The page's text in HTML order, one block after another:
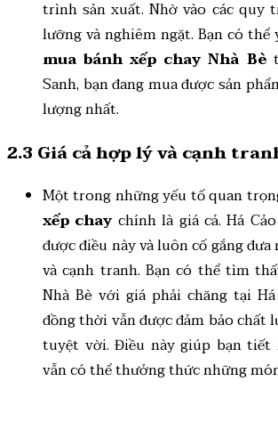
trình sản xuất. Nhờ vào các
lưỡng và nghiêm ngặt. Bạn có
mua bánh xếp chay Nhà Bè
Sanh, bạn đang mua được sản
lượng nhất.
2.3 Giá cả hợp lý và cạnh
Một trong những yếu tố quan
xếp chaychính là giá cả. Há
được điều này và luôn cố gắng
và cạnh tranh. Bạn có thể tìm
Nhà Bè với giá phải chăng tại
đồng thời vẫn được đảm bảo chất
tuyệt vời. Điều này giúp bạn
vẫn có thể thưởng thức những